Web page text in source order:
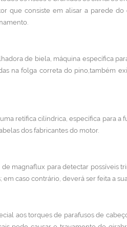
que consiste em alisar a parede
de biela, máquina específica
na folga correta do pino,também
retífica cilíndrica, específica para
dos fabricantes do motor.
magnaflux para detectar possíveis
caso contrário, deverá ser feita a
aos torques de parafusos de